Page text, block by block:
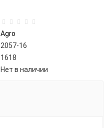
Agro
2057-16
1618
Нет в наличии